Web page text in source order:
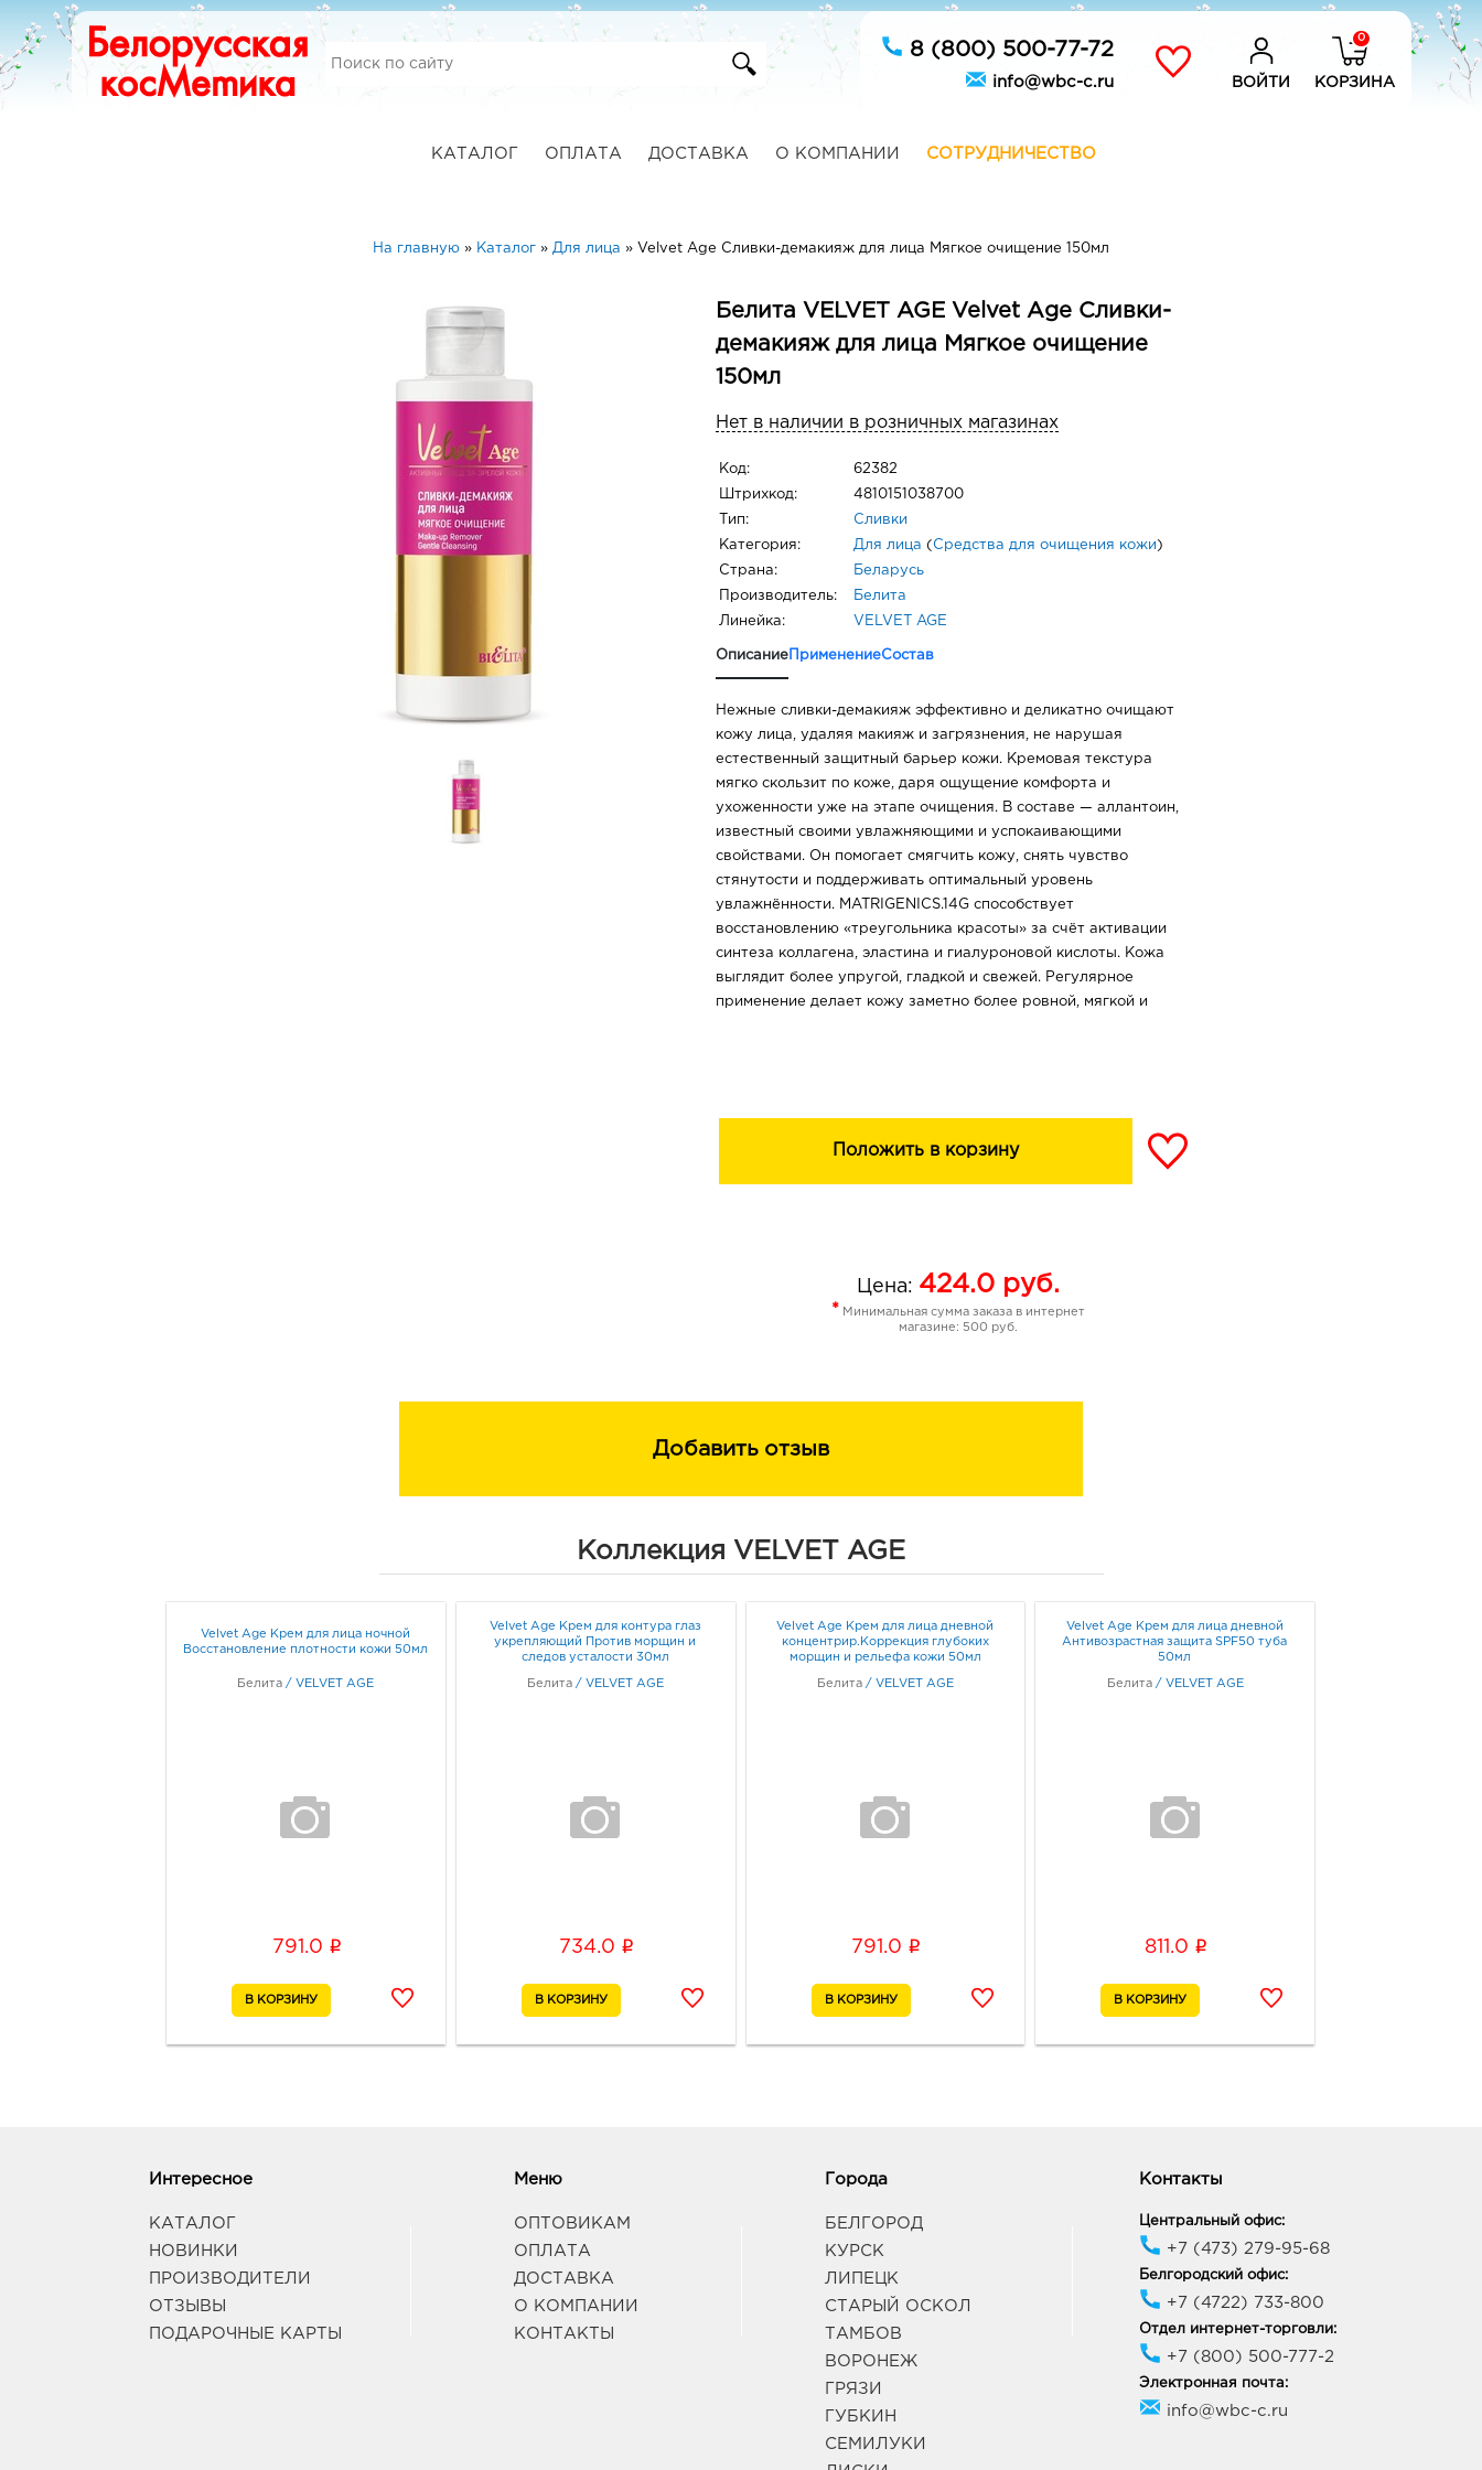
8 (800) 500-77-72
info@wbc-c.ru ВОЙТИ
0
КОРЗИНА
КАТАЛОГ ОПЛАТА ДОСТАВКА О КОМПАНИИ СОТРУДНИЧЕСТВО
На главную » Каталог » Для лица » Velvet Age Сливки-демакияж для лица Мягкое очищение 150мл
Белита VELVET AGE Velvet Age Сливки-
демакияж для лица Мягкое очищение
150мл
Нет в наличии в розничных магазинах
Код: 62382
Штрихкод: 4810151038700
Тип: Сливки
Категория: Для лица ( Средства для очищения кожи )
Страна: Беларусь
Производитель: Белита
Линейка: VELVET AGE
Описание ПрименениеСостав
Нежные сливки-демакияж эффективно и деликатно очищают
кожу лица, удаляя макияж и загрязнения, не нарушая
естественный защитный барьер кожи. Кремовая текстура
мягко скользит по коже, даря ощущение комфорта и
ухоженности уже на этапе очищения. В составе — аллантоин,
известный своими увлажняющими и успокаивающими
свойствами. Он помогает смягчить кожу, снять чувство
стянутости и поддерживать оптимальный уровень
увлажнённости. MATRIGENICS.14G способствует
восстановлению «треугольника красоты» за счёт активации
синтеза коллагена, эластина и гиалуроновой кислоты. Кожа
выглядит более упругой, гладкой и свежей. Регулярное
применение делает кожу заметно более ровной, мягкой и
Положить в корзину
Цена: 424.0 руб.
* Минимальная сумма заказа в интернет
магазине: 500 руб.
Добавить отзыв
Коллекция VELVET AGE
Velvet Age Крем для лица ночной
Восстановление плотности кожи 50мл
Белита / VELVET AGE
791.0 i
Velvet Age Крем для контура глаз
укрепляющий Против морщин и
следов усталости 30мл
Белита / VELVET AGE
734.0 i
Velvet Age Крем для лица дневной
концентрир.Коррекция глубоких
морщин и рельефа кожи 50мл
Белита / VELVET AGE
791.0 i
Velvet Age Крем для лица дневной
Антивозрастная защита SPF50 туба
50мл
Белита / VELVET AGE
811.0 i
Интересное
КАТАЛОГ
НОВИНКИ
ПРОИЗВОДИТЕЛИ
ОТЗЫВЫ
ПОДАРОЧНЫЕ КАРТЫ
Меню
ОПТОВИКАМ
ОПЛАТА
ДОСТАВКА
О КОМПАНИИ
КОНТАКТЫ
Города
БЕЛГОРОД
КУРСК
ЛИПЕЦК
СТАРЫЙ ОСКОЛ
ТАМБОВ
ВОРОНЕЖ
ГРЯЗИ
ГУБКИН
СЕМИЛУКИ
Контакты
Центральный офис:
+7 (473) 279-95-68
Белгородский офис:
+7 (4722) 733-800
Отдел интернет-торговли:
+7 (800) 500-777-2
Электронная почта:
info@wbc-c.ru